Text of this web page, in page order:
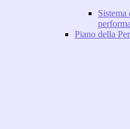
Piano della